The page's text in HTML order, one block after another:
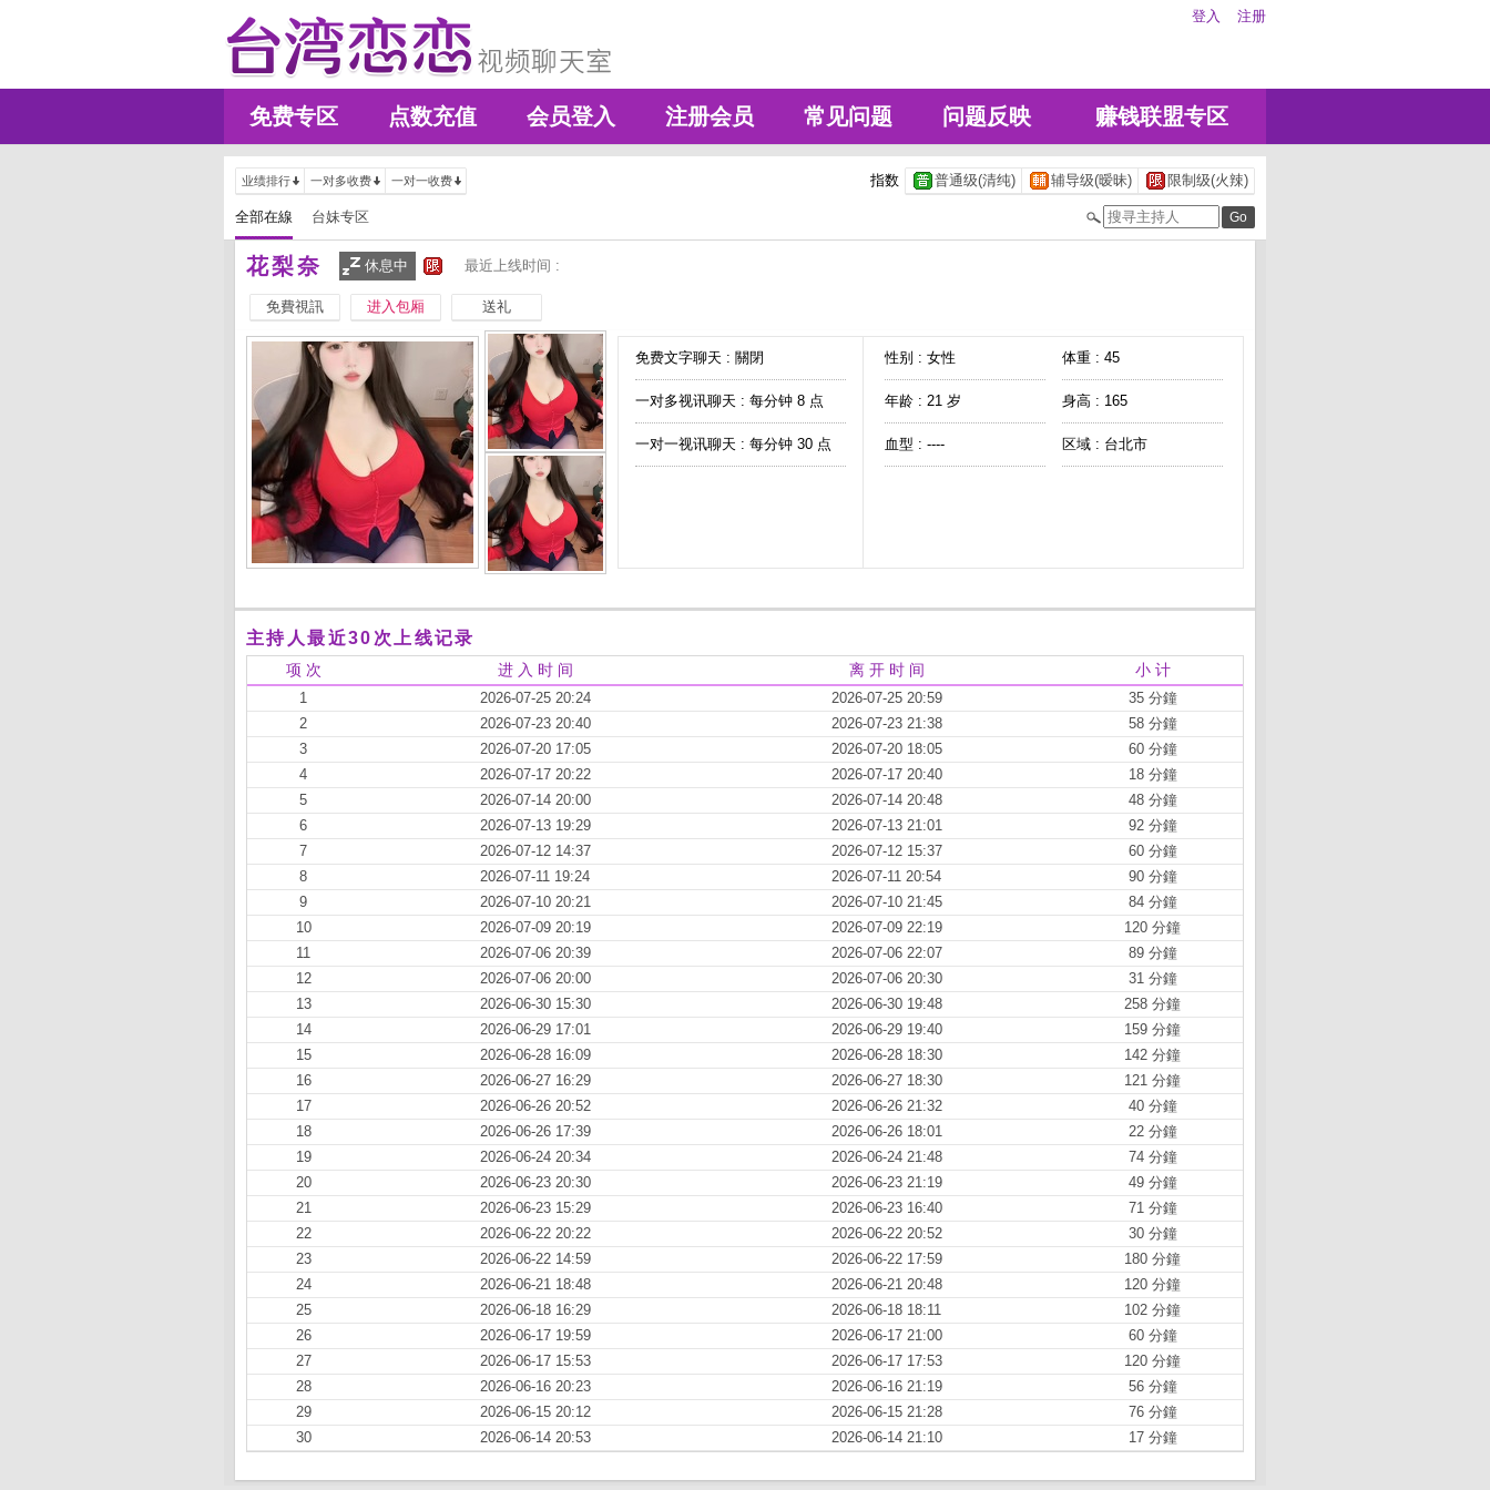
登入 注册
免费专区 点数充值 会员登入 注册会员 常见问题 问题反映 赚钱联盟专区
业绩排行 一对多收费 一对一收费 指数 普通级(清纯) 辅导级(暧昧) 限制级(火辣)
全部在線 台妹专区
花梨奈 休息中 最近上线时间 :
免費視訊 进入包厢 送礼
免费文字聊天 : 關閉
一对多视讯聊天 : 每分钟 8 点
一对一视讯聊天 : 每分钟 30 点
性别 : 女性 体重 : 45
年龄 : 21 岁 身高 : 165
血型 : ---- 区域 : 台北市
主持人最近30次上线记录
项 次 进 入 时 间 离 开 时 间 小 计
1 2026-07-25 20:24 2026-07-25 20:59
35 分鐘
2
2026-07-23 20:40 2026-07-23 21:38
58 分鐘
3
2026-07-20 17:05 2026-07-20 18:05
60 分鐘
4
2026-07-17 20:22 2026-07-17 20:40
18 分鐘
5
2026-07-14 20:00 2026-07-14 20:48
48 分鐘
6
2026-07-13 19:29 2026-07-13 21:01
92 分鐘
7
2026-07-12 14:37 2026-07-12 15:37
60 分鐘
8
2026-07-11 19:24 2026-07-11 20:54
90 分鐘
9
2026-07-10 20:21 2026-07-10 21:45
84 分鐘
10
2026-07-09 20:19 2026-07-09 22:19
120 分鐘
11
2026-07-06 20:39 2026-07-06 22:07
89 分鐘
12
2026-07-06 20:00 2026-07-06 20:30
31 分鐘
13
2026-06-30 15:30 2026-06-30 19:48
258 分鐘
14
2026-06-29 17:01 2026-06-29 19:40
159 分鐘
15
2026-06-28 16:09 2026-06-28 18:30
142 分鐘
16
2026-06-27 16:29 2026-06-27 18:30
121 分鐘
17
2026-06-26 20:52 2026-06-26 21:32
40 分鐘
18
2026-06-26 17:39 2026-06-26 18:01
22 分鐘
19
2026-06-24 20:34 2026-06-24 21:48
74 分鐘
20
2026-06-23 20:30 2026-06-23 21:19
49 分鐘
21
2026-06-23 15:29 2026-06-23 16:40
71 分鐘
22
2026-06-22 20:22 2026-06-22 20:52
30 分鐘
23
2026-06-22 14:59 2026-06-22 17:59
180 分鐘
24
2026-06-21 18:48 2026-06-21 20:48
120 分鐘
25
2026-06-18 16:29 2026-06-18 18:11
102 分鐘
26
2026-06-17 19:59 2026-06-17 21:00
60 分鐘
27
2026-06-17 15:53 2026-06-17 17:53
120 分鐘
28
2026-06-16 20:23 2026-06-16 21:19
56 分鐘
29
2026-06-15 20:12 2026-06-15 21:28
76 分鐘
30
2026-06-14 20:53 2026-06-14 21:10 17 分鐘